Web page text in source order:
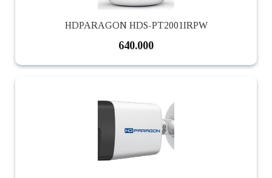
HDPARAGON HDS-PT2001IRPW
640.000